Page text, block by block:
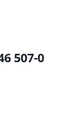
507-0